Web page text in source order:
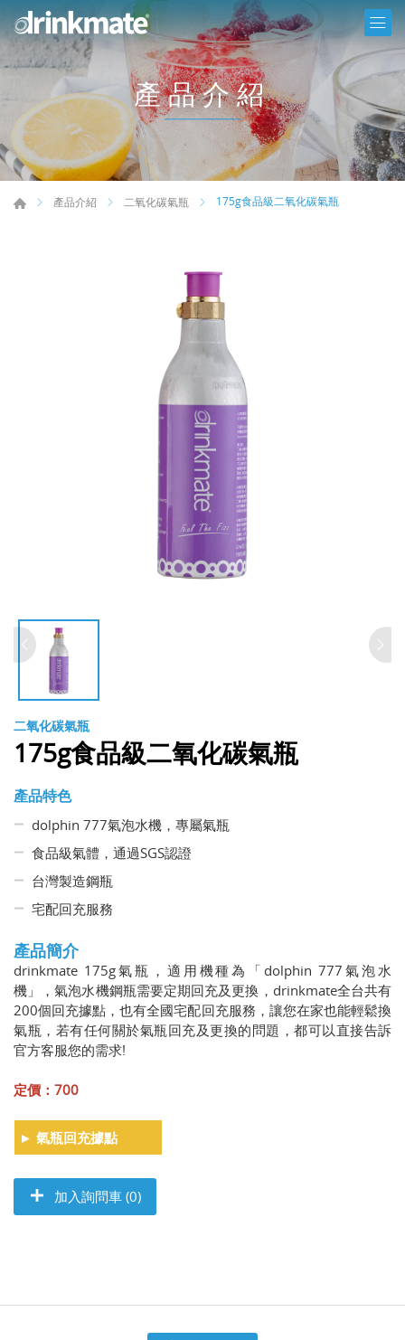
產品介紹
產品介紹 二氧化碳氣瓶 175g食品級二氧化碳氣瓶
二氧化碳氣瓶
175g食品級二氧化碳氣瓶
產品特色
dolphin 777氣泡水機，專屬氣瓶
食品級氣體，通過SGS認證
台灣製造鋼瓶
宅配回充服務
產品簡介
drinkmate 175g氣瓶，適用機種為「dolphin 777氣泡水
機」，氣泡水機鋼瓶需要定期回充及更換，drinkmate全台共有
200個回充據點，也有全國宅配回充服務，讓您在家也能輕鬆換
氣瓶，若有任何關於氣瓶回充及更換的問題，都可以直接告訴
官方客服您的需求!
定價：700
► 氣瓶回充據點
加入詢問車 (0)